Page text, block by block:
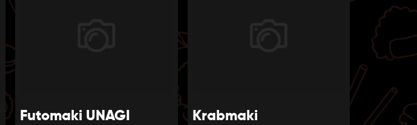
Futomaki UNAGI Krabmaki